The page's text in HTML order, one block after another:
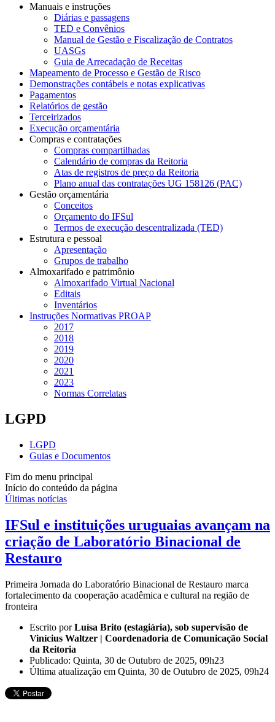
Manuais e instruções
Diárias e passagens
TED e Convênios
Manual de Gestão e Fiscalização de Contratos
UASGs
Guia de Arrecadação de Receitas
Mapeamento de Processo e Gestão de Risco
Demonstrações contábeis e notas explicativas
Pagamentos
Relatórios de gestão
Terceirizados
Execução orçamentária
Compras e contratações
Compras compartilhadas
Calendário de compras da Reitoria
Atas de registros de preço da Reitoria
Plano anual das contratações UG 158126 (PAC)
Gestão orçamentária
Conceitos
Orçamento do IFSul
Termos de execução descentralizada (TED)
Estrutura e pessoal
Apresentação
Grupos de trabalho
Almoxarifado e patrimônio
Almoxarifado Virtual Nacional
Editais
Inventários
Instruções Normativas PROAP
2017
2018
2019
2020
2021
2023
Normas Correlatas
LGPD
LGPD
Guias e Documentos
Fim do menu principal
Início do conteúdo da página
Últimas notícias
IFSul e instituições uruguaias avançam na
criação de Laboratório Binacional de
Restauro
Primeira Jornada do Laboratório Binacional de Restauro marca
fortalecimento da cooperação acadêmica e cultural na região de
fronteira
Escrito porLuísa Brito (estagiária), sob supervisão de
Vinícius Waltzer | Coordenadoria de Comunicação Social
da Reitoria
Publicado: Quinta, 30 de Outubro de 2025, 09h23
Última atualização em Quinta, 30 de Outubro de 2025, 09h24